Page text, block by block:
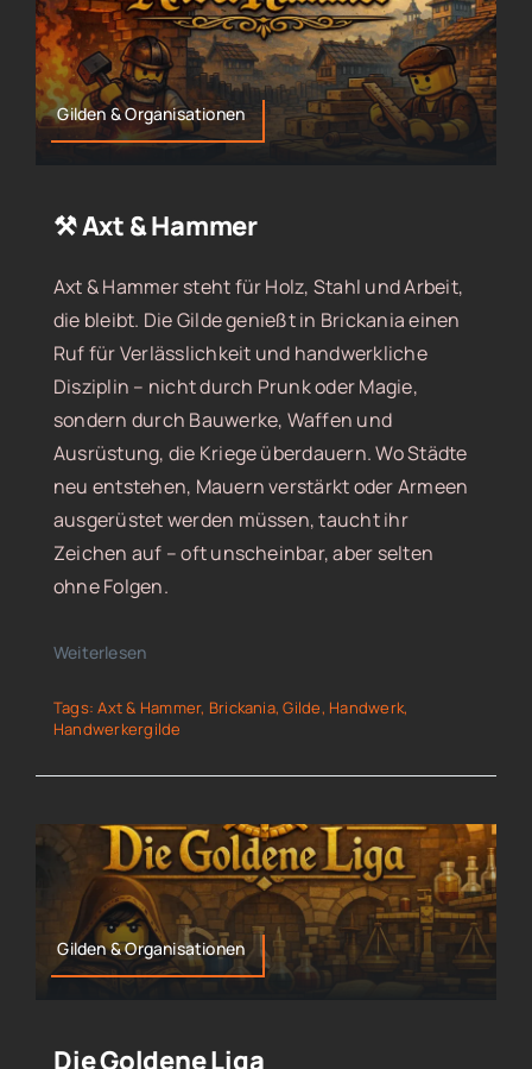
Gilden & Organisationen
⚒️ Axt & Hammer
Axt & Hammer steht für Holz, Stahl und Arbeit,
die bleibt. Die Gilde genießt in Brickania einen
Ruf für Verlässlichkeit und handwerkliche
Disziplin – nicht durch Prunk oder Magie,
sondern durch Bauwerke, Waffen und
Ausrüstung, die Kriege überdauern. Wo Städte
neu entstehen, Mauern verstärkt oder Armeen
ausgerüstet werden müssen, taucht ihr
Zeichen auf – oft unscheinbar, aber selten
ohne Folgen.
Weiterlesen
Tags:Axt & Hammer, Brickania,Gilde, Handwerk,
Handwerkergilde
Gilden & Organisationen
Die Goldene Liga